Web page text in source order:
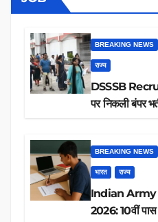
BREAKING NEWS
राज्य
DSSSB
पर निकली बंपर
BREAKING NEWS
भारत राज्य
Indian
2026: 10वीं पास